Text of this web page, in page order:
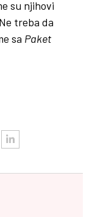
su njihovi
treba da
sa Paket